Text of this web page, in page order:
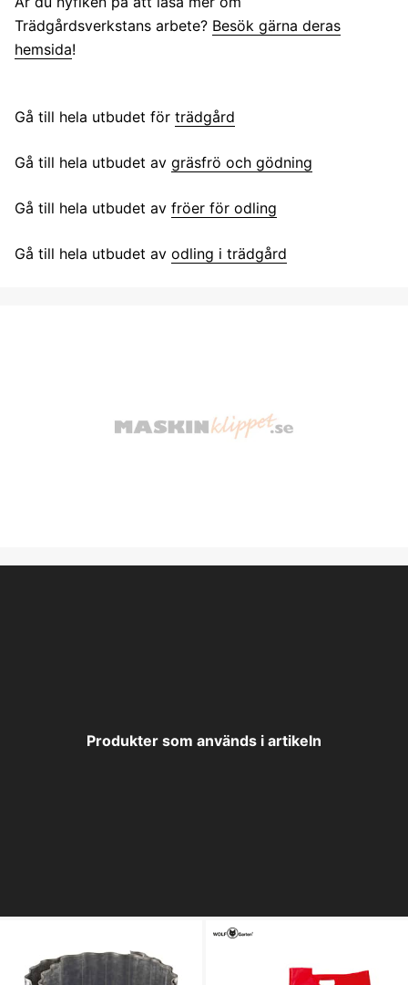
Trädgårdsverkstans arbete? Besök gärna deras
hemsida!
Gå till hela utbudet för trädgård
Gå till hela utbudet av gräsfrö och gödning
Gå till hela utbudet av fröer för odling
Gå till hela utbudet av odling i trädgård
Produkter som används i artikeln